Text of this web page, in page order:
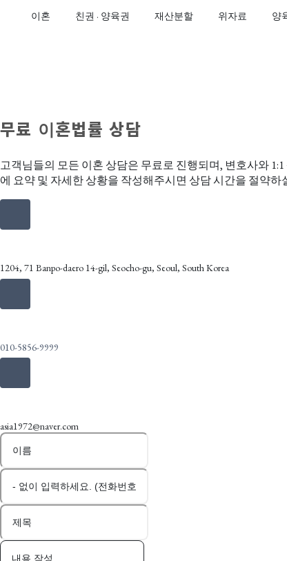
이혼 친권 · 양육권 재산분할 위자료 양
무료 이혼법률 상담
고객님들의 모든 이혼 상담은 무료로 진행되며, 변호사와
에 요약 및 자세한 상황을 작성해주시면 상담 시간을 절약하
1204, 71 Banpo-daero 14-gil, Seocho-gu, Seoul, South Korea
010-5856-9999
asia1972@naver.com